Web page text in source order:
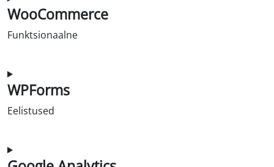
WooCommerce
Funktsionaalne
Nõusolek woocommerce'i teenindamiseks
WPForms
Eelistused
Nõusolek teenuse wpforms